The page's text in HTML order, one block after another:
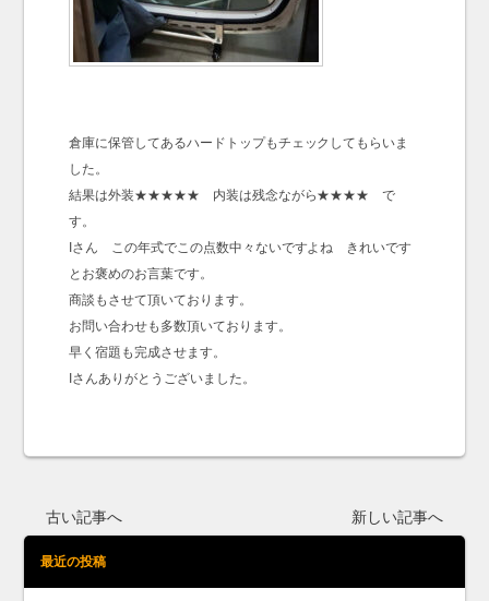
倉庫に保管してあるハードトップもチェックしてもらいま
した。
結果は外装★★★★★ 内装は残念ながら★★★★ で
す。
Iさん この年式でこの点数中々ないですよね きれいです
とお褒めのお言葉です。
商談もさせて頂いております。
お問い合わせも多数頂いております。
早く宿題も完成させます。
Iさんありがとうございました。
古い記事へ 新しい記事へ
最近の投稿